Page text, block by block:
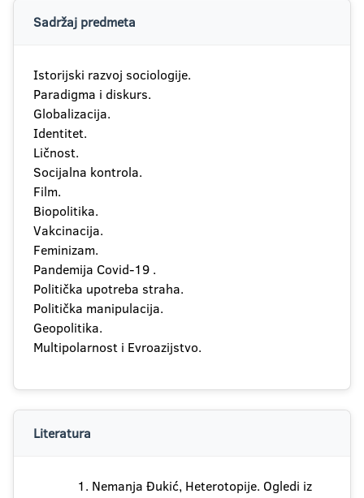
Sadržaj predmeta
Istorijski razvoj sociologije.
Paradigma i diskurs.
Globalizacija.
Identitet.
Ličnost.
Socijalna kontrola.
Film.
Biopolitika.
Vakcinacija.
Feminizam.
Pandemija Covid-19 .
Politička upotreba straha.
Politička manipulacija.
Geopolitika.
Multipolarnost i Evroazijstvo.
Literatura
Nemanja Đukić, Heterotopije. Ogledi iz